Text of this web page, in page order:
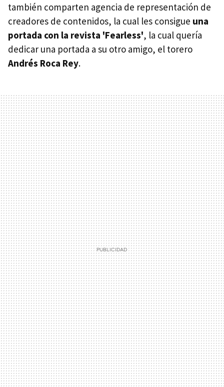
también comparten agencia de representación de
creadores de contenidos, la cual les consigue una
portada con la revista 'Fearless', la cual quería
dedicar una portada a su otro amigo, el torero
Andrés Roca Rey.